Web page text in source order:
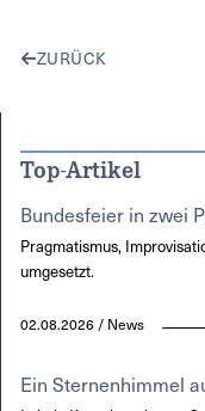
ZURÜCK
Top-Artikel
Bundesfeier in zwei
Pragmatismus,
umgesetzt.
02.08.2026 / News
Ein Sternenhimmel